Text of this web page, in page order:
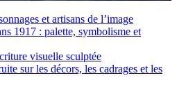
et artisans de l’image
1917 : palette, symbolisme et
visuelle sculptée
sur les décors, les cadrages et les